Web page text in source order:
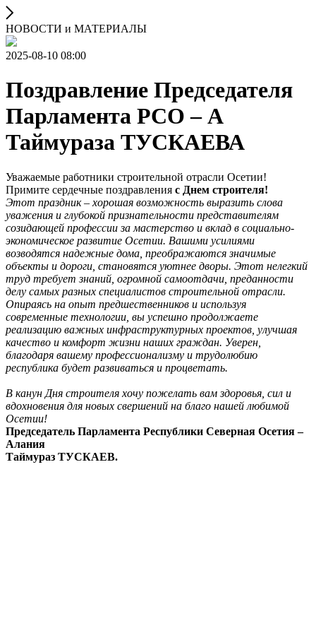
НОВОСТИ и МАТЕРИАЛЫ
2025-08-10 08:00
Поздравление Председателя
Парламента РСО – А
Таймураза ТУСКАЕВА
Уважаемые работники строительной отрасли Осетии!
Примите сердечные поздравления с Днем строителя!
Этот праздник – хорошая возможность выразить слова
уважения и глубокой признательности представителям
созидающей профессии за мастерство и вклад в социально-
экономическое развитие Осетии. Вашими усилиями
возводятся надежные дома, преображаются значимые
объекты и дороги, становятся уютнее дворы. Этот нелегкий
труд требует знаний, огромной самоотдачи, преданности
делу самых разных специалистов строительной отрасли.
Опираясь на опыт предшественников и используя
современные технологии, вы успешно продолжаете
реализацию важных инфраструктурных проектов, улучшая
качество и комфорт жизни наших граждан. Уверен,
благодаря вашему профессионализму и трудолюбию
республика будет развиваться и процветать.
В канун Дня строителя хочу пожелать вам здоровья, сил и
вдохновения для новых свершений на благо нашей любимой
Осетии!
Председатель Парламента Республики Северная Осетия –
Алания
Таймураз ТУСКАЕВ.